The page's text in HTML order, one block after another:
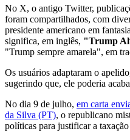
No X, o antigo Twitter,
foram compartilhados, com
presidente americano em
significa, em inglês, "Trump
"Trump sempre amarela", em
Os usuários adaptaram o
sugerindo que, ele poderia
No dia 9 de julho, em carta
da Silva (PT), o republicano
políticas para justificar a